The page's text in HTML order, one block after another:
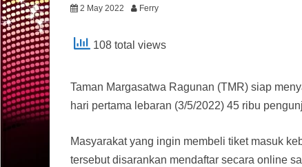
2 May 2022 Ferry
108 total views
Taman Margasatwa Ragunan (TMR) siap
hari pertama lebaran (3/5/2022) 45 ribu
Masyarakat yang ingin membeli tiket masuk
tersebut disarankan mendaftar secara online